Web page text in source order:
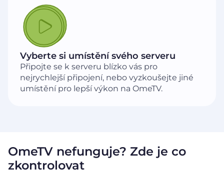
Vyberte si umístění svého serveru
Připojte se k serveru blízko vás pro
nejrychlejší připojení, nebo vyzkoušejte jiné
umístění pro lepší výkon na OmeTV.
OmeTV nefunguje? Zde je co
zkontrolovat